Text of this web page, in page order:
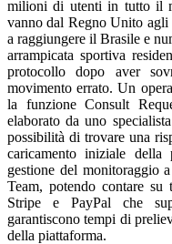
milioni di utenti in tutto il
vanno dal Regno Unito
a raggiungere il Brasile e
arrampicata sportiva
protocollo dopo aver
movimento errato. Un
la funzione Consult
elaborato da uno
possibilità di trovare una
caricamento iniziale della
gestione del monitoraggio
Team, potendo contare su
Stripe e PayPal che
garantiscono tempi di
della piattaforma.